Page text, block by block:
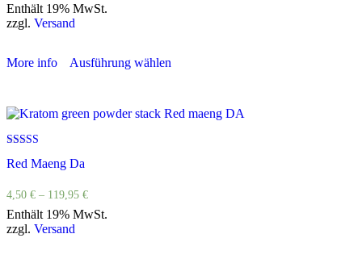
Enthält 19% MwSt.
zzgl. Versand
More info Ausführung wählen
mit
Red Maeng Da
4,50 € – 119,95 €
Enthält 19% MwSt.
zzgl. Versand